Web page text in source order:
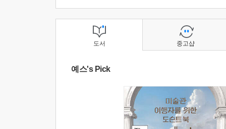
도서
예스's Pick
중고샵